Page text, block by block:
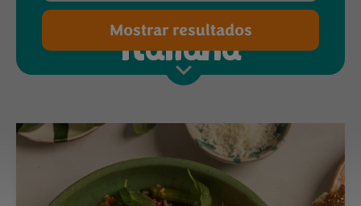
Italiana
Mostrar resultados